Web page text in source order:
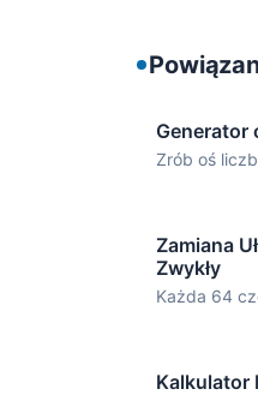
Generator
Zrób oś
Zamiana
Zwykły
Każda 64
Kalkulator